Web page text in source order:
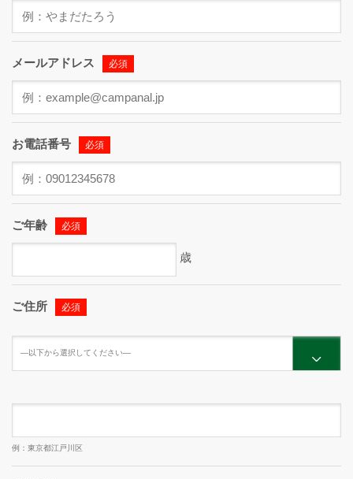
メールアドレス 必須
お電話番号 必須
ご年齢 必須
歳
ご住所 必須
例：東京都江戸川区